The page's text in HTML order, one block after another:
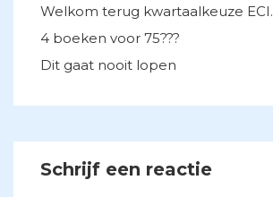
Welkom terug kwartaalkeuze ECI.
4 boeken voor 75???
Dit gaat nooit lopen
Schrijf een reactie